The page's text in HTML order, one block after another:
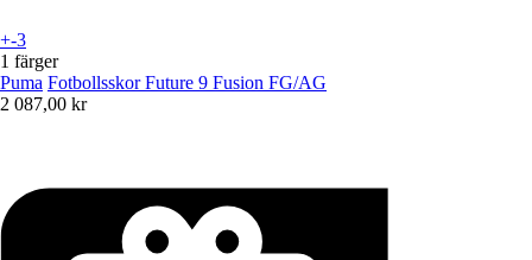
+-3
1 färger
Puma Fotbollsskor Future 9 Fusion FG/AG
2 087,00 kr